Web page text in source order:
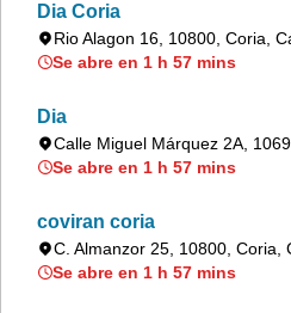
Dia Coria
Rio Alagon 16, 10800, Coria,
Se abre en 1 h 57 mins
Dia
Calle Miguel Márquez 2A,
Se abre en 1 h 57 mins
coviran coria
C. Almanzor 25, 10800, Coria,
Se abre en 1 h 57 mins